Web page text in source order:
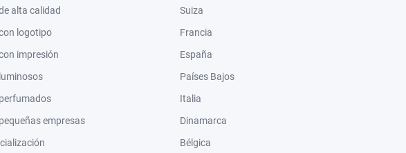
alta calidad
logotipo
impresión
empresas
Suiza
Francia
España
Países Bajos
Italia
Dinamarca
Bélgica